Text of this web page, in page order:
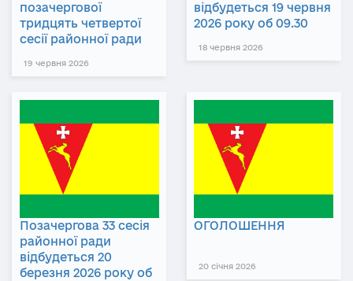
позачергової
тридцять четвертої
сесії районної ради
19 червня 2026
відбудеться 19 червня
2026 року об 09.30
18 червня 2026
Позачергова 33 сесія
районної ради
відбудеться 20
березня 2026 року об
ОГОЛОШЕННЯ
20 січня 2026